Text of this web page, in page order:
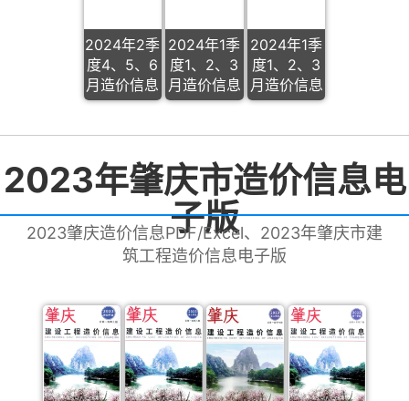
2024年2季
度4、5、6
月造价信息
2024年1季
度1、2、3
月造价信息
2024年1季
度1、2、3
月造价信息
2023年肇庆市造价信息电
子版
2023肇庆造价信息PDF/Excel、2023年肇庆市建
筑工程造价信息电子版